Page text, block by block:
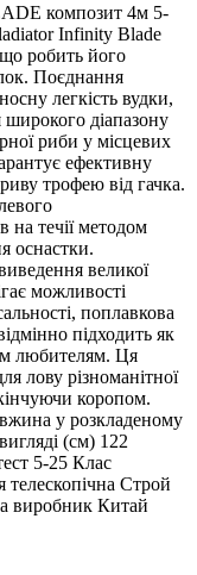
композит 4м 5-
Infinity Blade
робить його
Поєднання
легкість вудки,
діапазону
риби у місцевих
ефективну
трофею від гачка.
на течії методом
оснастки.
великої
можливості
поплавкова
підходить як
любителям. Ця
лову різноманітної
коропом.
у розкладеному
(см) 122
5-25 Клас
телескопічна Строй
виробник Китай